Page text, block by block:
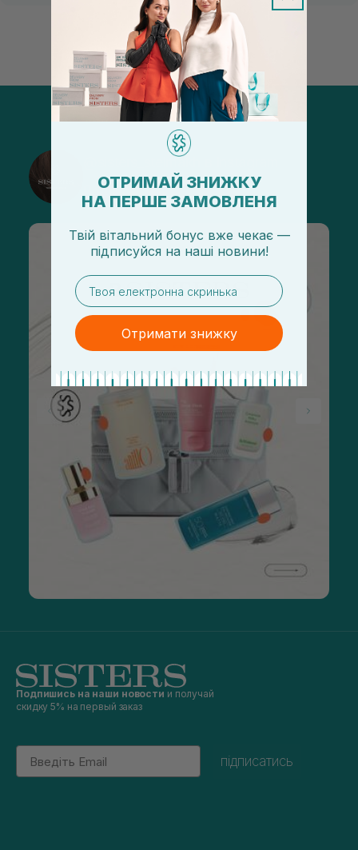
@sisters_stelmakh в Instagram
Подписаться
Подпишись на наши новости и получай
скидку 5% на первый заказ
Email
підписатись
ОТРИМАЙ ЗНИЖКУ
НА ПЕРШЕ ЗАМОВЛЕНЯ
Твій вітальний бонус вже чекає —
підписуйся на наші новини!
email
Отримати знижку